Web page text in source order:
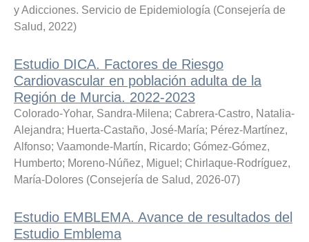
y Adicciones. Servicio de Epidemiología (Consejería de
Salud, 2022)
Estudio DICA. Factores de Riesgo
Cardiovascular en población adulta de la
Región de Murcia. 2022-2023
Colorado-Yohar, Sandra-Milena; Cabrera-Castro, Natalia-
Alejandra; Huerta-Castaño, José-María; Pérez-Martínez,
Alfonso; Vaamonde-Martín, Ricardo; Gómez-Gómez,
Humberto; Moreno-Núñez, Miguel ; Chirlaque-Rodríguez,
María-Dolores (Consejería de Salud, 2026-07)
Estudio EMBLEMA. Avance de resultados del
Estudio Emblema